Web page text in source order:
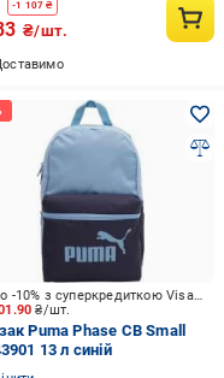
-1 107 ₴
₴/шт.
₴/шт.
До -10% з суперкредиткою Visa Вигода
Puma Phase CB Small
13 л синій